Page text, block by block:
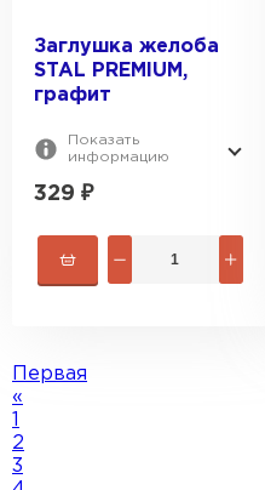
Заглушка желоба
STAL PREMIUM,
графит
Показать
информацию
329 ₽
Первая
«
2
3
ПЕРЕЙТИ